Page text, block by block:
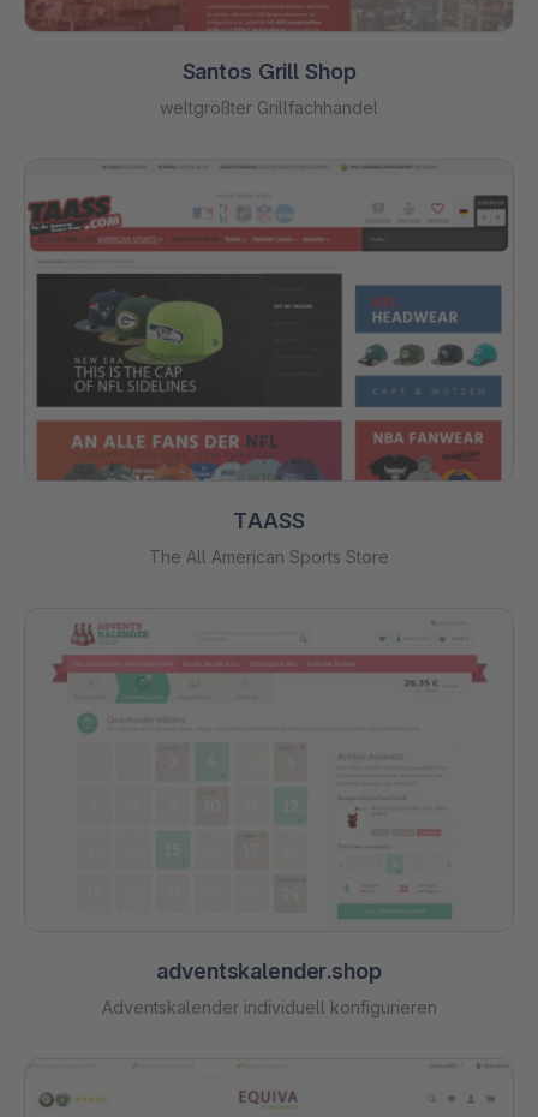
Santos Grill Shop
weltgrößter Grillfachhandel
TAASS
The All American Sports Store
adventskalender.shop
Adventskalender individuell konfigurieren